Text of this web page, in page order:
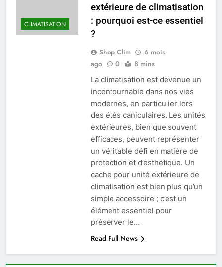
CLIMATISATION
extérieure de climatisation
: pourquoi est-ce essentiel
?
Shop Clim
6 mois
ago
0 8 mins
La climatisation est devenue un
incontournable dans nos vies
modernes, en particulier lors
des étés caniculaires. Les unités
extérieures, bien que souvent
efficaces, peuvent représenter
un véritable défi en matière de
protection et d’esthétique. Un
cache pour unité extérieure de
climatisation est bien plus qu’un
simple accessoire ; c’est un
élément essentiel pour
préserver le…
Read Full News